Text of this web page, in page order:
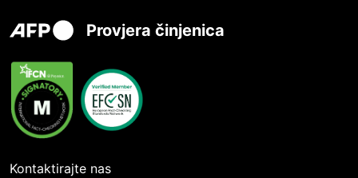
Provjera činjenica
Kontaktirajte nas